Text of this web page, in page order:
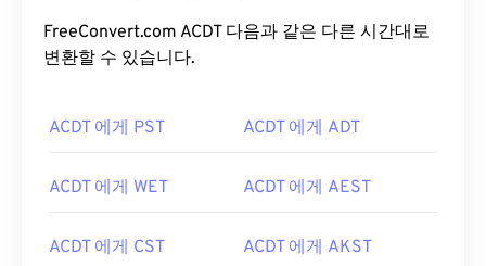
FreeConvert.com ACDT 다음과 같은 다른 시간대로
변환할 수 있습니다.
ACDT 에게 PST ACDT 에게 ADT
ACDT 에게 WET ACDT 에게 AEST
ACDT 에게 CST ACDT 에게 AKST